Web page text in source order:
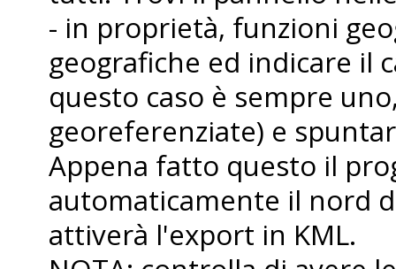
- in proprietà, funzioni
geografiche ed indicare il
questo caso è sempre
georeferenziate) e
Appena fatto questo il
automaticamente il nord
attiverà l'export in KML.